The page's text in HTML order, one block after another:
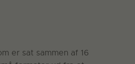
er sat sammen af 16